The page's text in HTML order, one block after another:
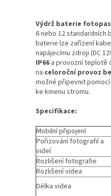
Výdrž baterie
6 nebo 12 standardních
baterie lze zařízení
napájecímu zdroji (DC
IP66 a provozní teplotě
na celoroční provoz
možné připevnit
ke kmenu stromu.
Specifikace:
Mobilní připojení
Pořizování fotografií a
videí
Rozlišení fotografie
Rozlišení videa
Délka videa